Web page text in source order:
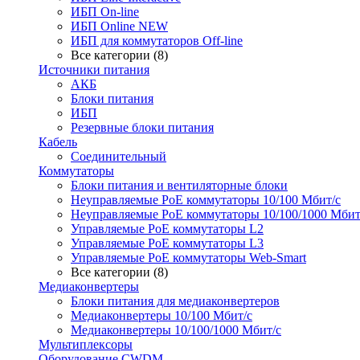
ИБП On-line
ИБП Online NEW
ИБП для коммутаторов Off-line
Все категории (8)
Источники питания
АКБ
Блоки питания
ИБП
Резервные блоки питания
Кабель
Соединительный
Коммутаторы
Блоки питания и вентиляторные блоки
Неуправляемые PoE коммутаторы 10/100 Мбит/с
Неуправляемые PoE коммутаторы 10/100/1000
Управляемые PoE коммутаторы L2
Управляемые PoE коммутаторы L3
Управляемые PoE коммутаторы Web-Smart
Все категории (8)
Медиаконвертеры
Блоки питания для медиаконвертеров
Медиаконвертеры 10/100 Мбит/с
Медиаконвертеры 10/100/1000 Мбит/c
Мультиплексоры